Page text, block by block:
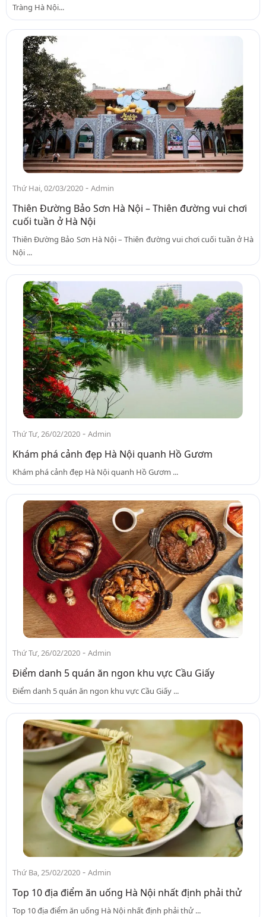
Tràng Hà Nội...
Thứ Hai, 02/03/2020 - Admin
Thiên Đường Bảo Sơn Hà Nội – Thiên đường vui chơi
cuối tuần ở Hà Nội
Thiên Đường Bảo Sơn Hà Nội – Thiên đường vui chơi cuối tuần ở Hà
Nội ...
Thứ Tư, 26/02/2020 - Admin
Khám phá cảnh đẹp Hà Nội quanh Hồ Gươm
Khám phá cảnh đẹp Hà Nội quanh Hồ Gươm ...
Thứ Tư, 26/02/2020 - Admin
Điểm danh 5 quán ăn ngon khu vực Cầu Giấy
Điểm danh 5 quán ăn ngon khu vực Cầu Giấy ...
Thứ Ba, 25/02/2020 - Admin
Top 10 địa điểm ăn uống Hà Nội nhất định phải thử
Top 10 địa điểm ăn uống Hà Nội nhất định phải thử ...